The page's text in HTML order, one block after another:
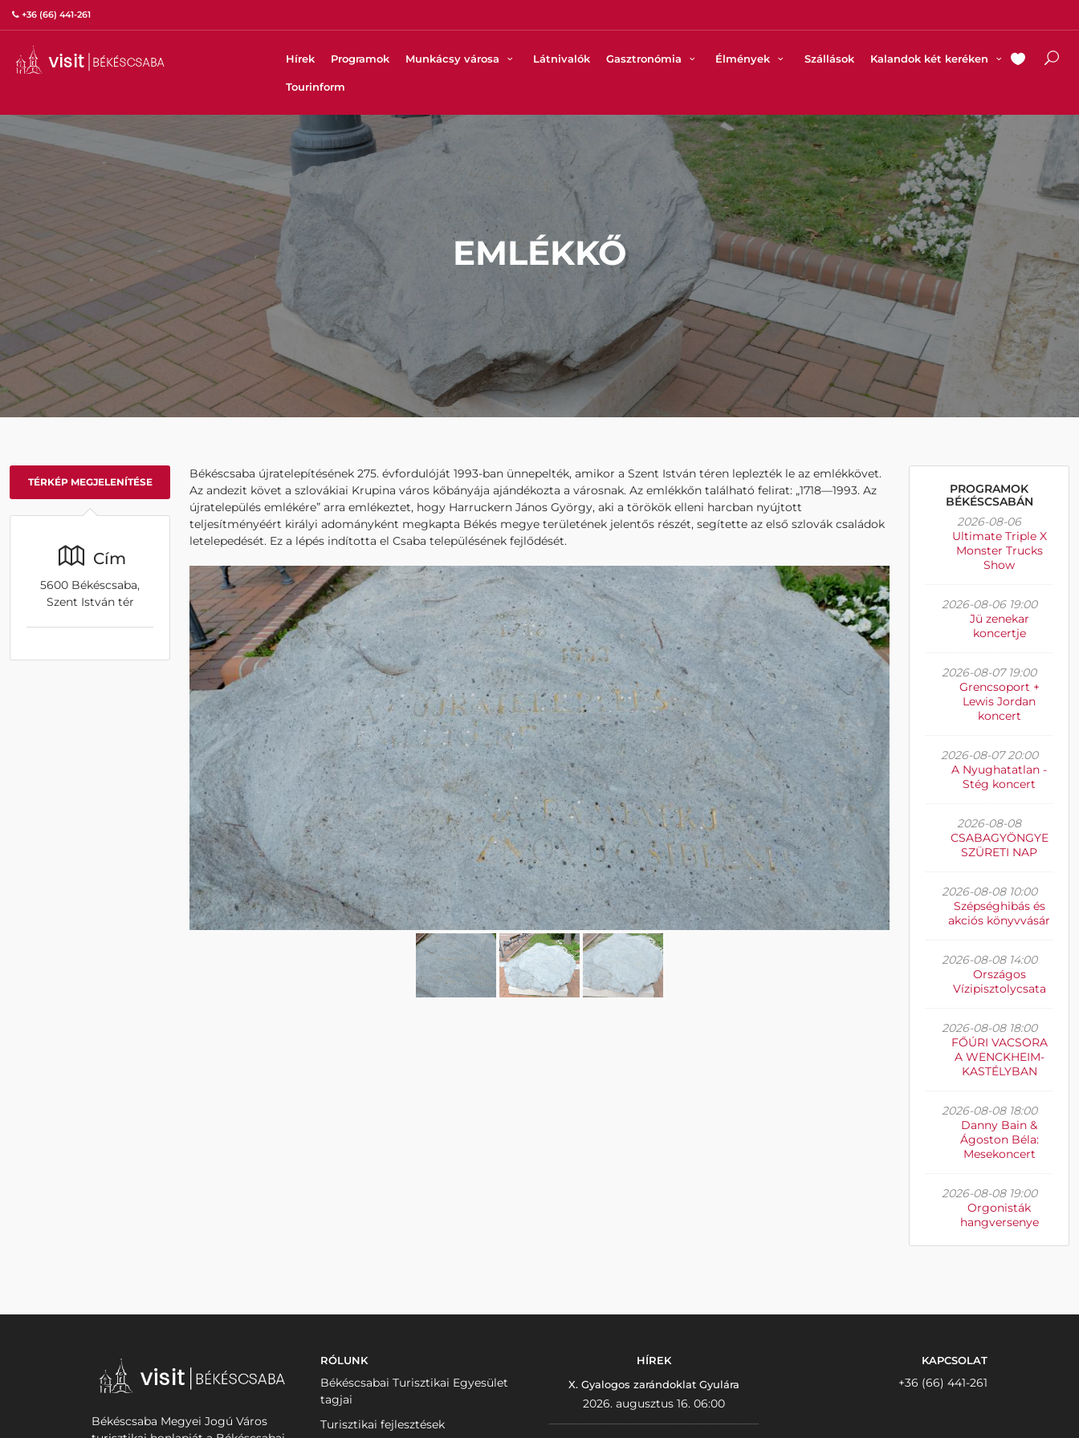
+36 (66) 441-261
Hírek Programok Munkácsy városa Látnivalók Gasztronómia Élmények Szállások Kalandok két keréken
Tourinform
EMLÉKKŐ
TÉRKÉP MEGJELENÍTÉSE
Cím
5600 Békéscsaba,
Szent István tér
Békéscsaba újratelepítésének 275. évfordulóját 1993-ban ünnepelték, amikor a Szent István téren leplezték le az emlékkövet.
Az andezit követ a szlovákiai Krupina város kőbányája ajándékozta a városnak. Az emlékkőn található felirat: „1718—1993. Az
újratelepülés emlékére” arra emlékeztet, hogy Harruckern János György, aki a törökök elleni harcban nyújtott
teljesítményéért királyi adományként megkapta Békés megye területének jelentős részét, segítette az első szlovák családok
letelepedését. Ez a lépés indította el Csaba településének fejlődését.
PROGRAMOK
BÉKÉSCSABÁN
2026-08-06
Ultimate Triple X
Monster Trucks
Show
2026-08-06 19:00
Jü zenekar
koncertje
2026-08-07 19:00
Grencsoport +
Lewis Jordan
koncert
2026-08-07 20:00
A Nyughatatlan -
Stég koncert
2026-08-08
CSABAGYÖNGYE
SZÜRETI NAP
2026-08-08 10:00
Szépséghibás és
akciós könyvvásár
2026-08-08 14:00
Országos
Vízipisztolycsata
2026-08-08 18:00
FŐÚRI VACSORA
A WENCKHEIM-
KASTÉLYBAN
2026-08-08 18:00
Danny Bain &
Ágoston Béla:
Mesekoncert
2026-08-08 19:00
Orgonisták
hangversenye
Békéscsaba Megyei Jogú Város
RÓLUNK
Békéscsabai Turisztikai Egyesület
tagjai
Turisztikai fejlesztések
HÍREK
X. Gyalogos zarándoklat Gyulára
2026. augusztus 16. 06:00
KAPCSOLAT
+36 (66) 441-261